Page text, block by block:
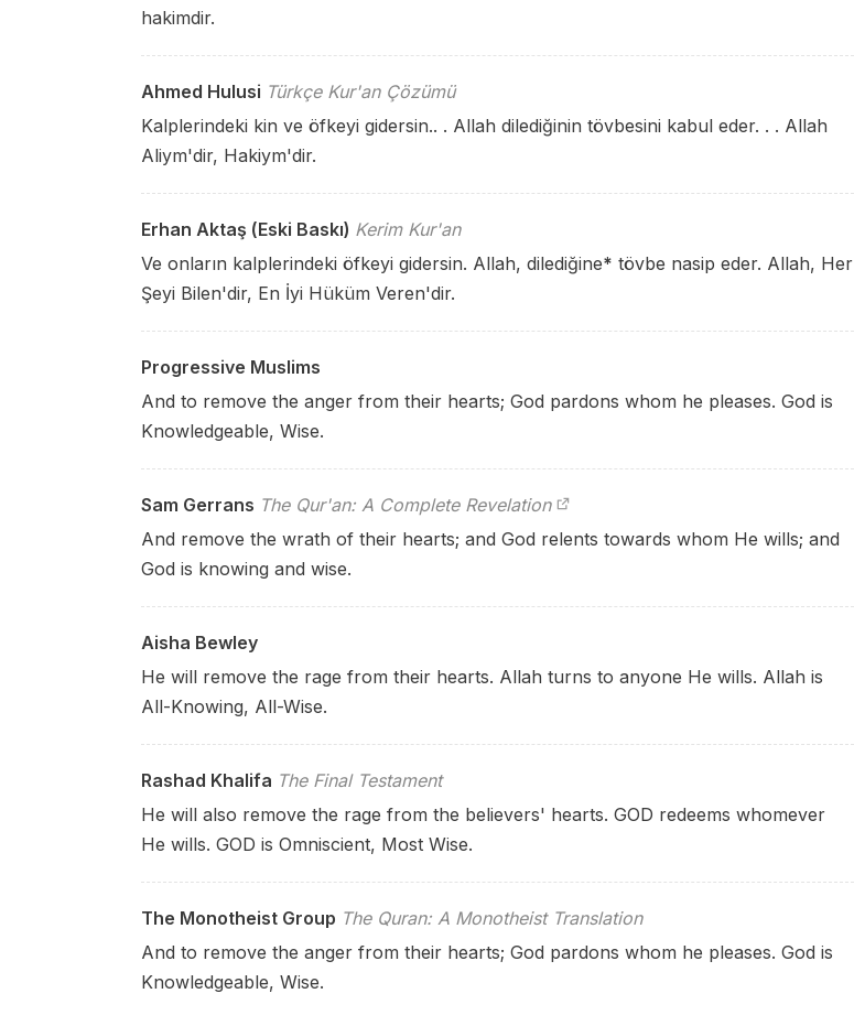
hakimdir.
Ahmed Hulusi Türkçe Kur'an Çözümü
Kalplerindeki kin ve öfkeyi gidersin.. . Allah dilediğinin tövbesini kabul eder. . . Allah
Aliym'dir, Hakiym'dir.
Erhan Aktaş (Eski Baskı) Kerim Kur'an
Ve onların kalplerindeki öfkeyi gidersin. Allah, dilediğine* tövbe nasip eder. Allah, Her
Şeyi Bilen'dir, En İyi Hüküm Veren'dir.
Progressive Muslims
And to remove the anger from their hearts; God pardons whom he pleases. God is
Knowledgeable, Wise.
Sam Gerrans The Qur'an: A Complete Revelation
And remove the wrath of their hearts; and God relents towards whom He wills; and
God is knowing and wise.
Aisha Bewley
He will remove the rage from their hearts. Allah turns to anyone He wills. Allah is
All-Knowing, All-Wise.
Rashad Khalifa The Final Testament
He will also remove the rage from the believers' hearts. GOD redeems whomever
He wills. GOD is Omniscient, Most Wise.
The Monotheist Group The Quran: A Monotheist Translation
And to remove the anger from their hearts; God pardons whom he pleases. God is
Knowledgeable, Wise.